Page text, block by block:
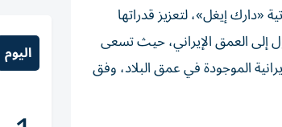
إيغل»، لتعزيز قدراتها
إلى العمق الإيراني، حيث تسعى
الموجودة في عمق البلاد، وفق
اليوم